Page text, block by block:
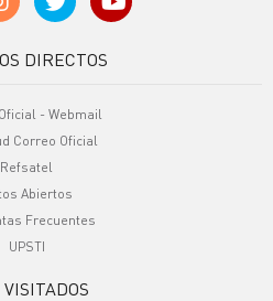
DIRECTOS
- Webmail
Correo Oficial
Refsatel
Abiertos
Frecuentes
UPSTI